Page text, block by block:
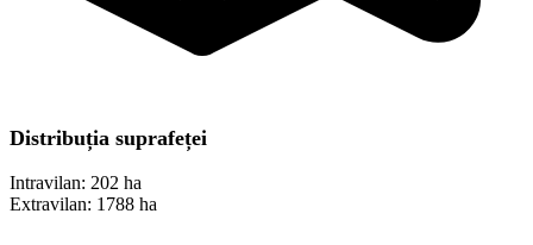
Distribuția suprafeței
Intravilan: 202 ha
Extravilan: 1788 ha